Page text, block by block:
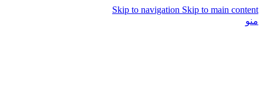
Skip to navigation Skip to main content
منو